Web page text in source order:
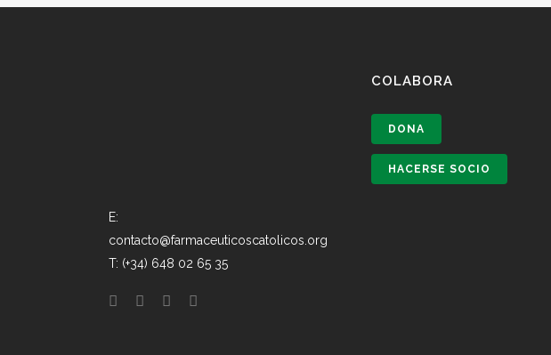
E:
contacto@farmaceuticoscatolicos.org
T: (+34) 648 02 65 35
COLABORA
DONA
HACERSE SOCIO